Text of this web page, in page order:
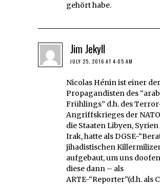
gehört habe.
Jim Jekyll
JULY 25, 2016 AT 4:05 AM
Nicolas Hénin ist einer der
Propagandisten des
Frühlings” d.h. des
Angriffskrieges der
die Staaten Libyen,
Irak, hatte als DGSE-
jihadistischen
aufgebaut, um uns
diese dann – als
ARTE-“Reporter”(d.h. als